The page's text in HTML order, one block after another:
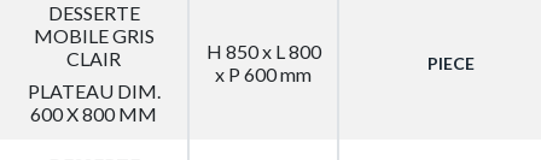
DESSERTE
MOBILE GRIS
CLAIR
PLATEAU DIM.
600 X 800 MM
H 850 x L 800
x P 600 mm
PIECE